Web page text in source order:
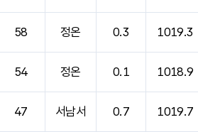
58 정온 0.3 1019.3
54 정온 0.1 1018.9
47 서남서 0.7 1019.7